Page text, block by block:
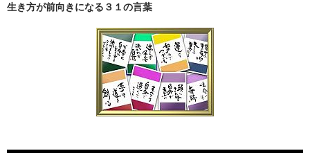
生き方が前向きになる３１の言葉